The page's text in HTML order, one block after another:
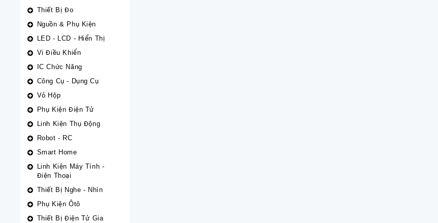
Thiết Bị Đo
Nguồn & Phụ Kiện
LED - LCD - Hiển Thị
Vi Điều Khiển
IC Chức Năng
Công Cụ - Dụng Cụ
Vỏ Hộp
Phụ Kiện Điện Tử
Linh Kiện Thụ Động
Robot - RC
Smart Home
Linh Kiện Máy Tính -
Điện Thoại
Thiết Bị Nghe - Nhìn
Phụ Kiện Ôtô
Thiết Bị Điện Tử Gia